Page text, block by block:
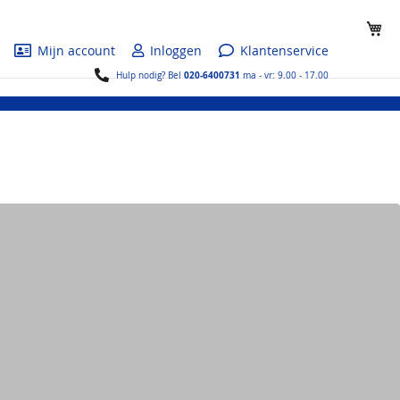
Mijn account
Inloggen Klantenservice
Hulp nodig? Bel020-6400731ma - vr: 9.00 - 17.00